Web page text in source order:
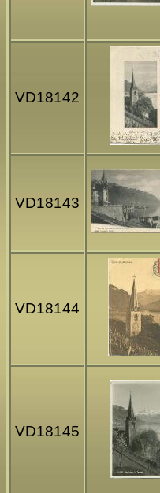
VD18142
VD18143
VD18144
VD18145